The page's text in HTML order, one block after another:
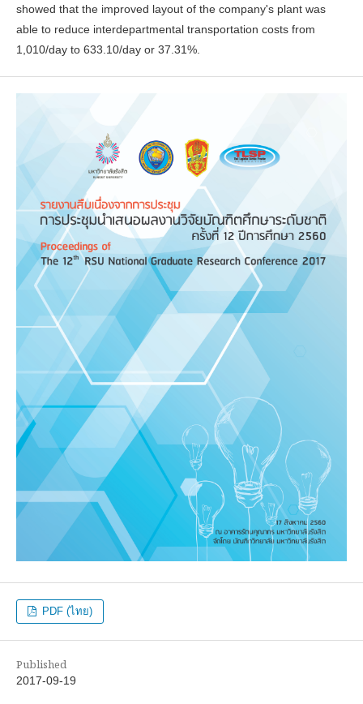
showed that the improved layout of the company's plant was
able to reduce interdepartmental transportation costs from
1,010/day to 633.10/day or 37.31%.
PDF (ไทย)
Published
2017-09-19